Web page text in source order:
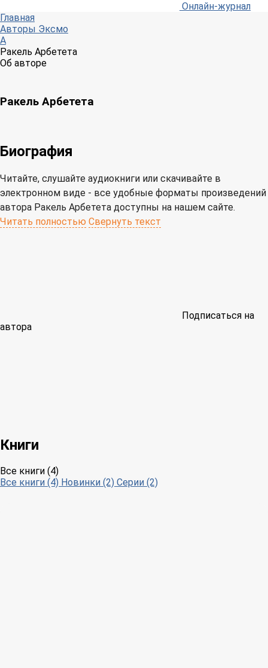
Онлайн-журнал
Главная
Авторы Эксмо
А
Ракель Арбетета
Об авторе
Ракель Арбетета
Биография
Читайте, слушайте аудиокниги или скачивайте в
электронном виде - все удобные форматы произведений
автора Ракель Арбетета доступны на нашем сайте.
Читать полностью Свернуть текст
Подписаться на
автора
Книги
Все книги (4)
Все книги (4) Новинки (2) Серии (2)